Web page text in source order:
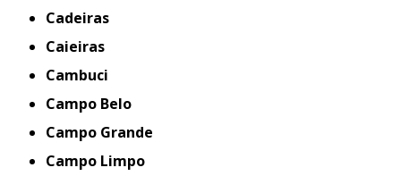
Cadeiras
Caieiras
Cambuci
Campo Belo
Campo Grande
Campo Limpo